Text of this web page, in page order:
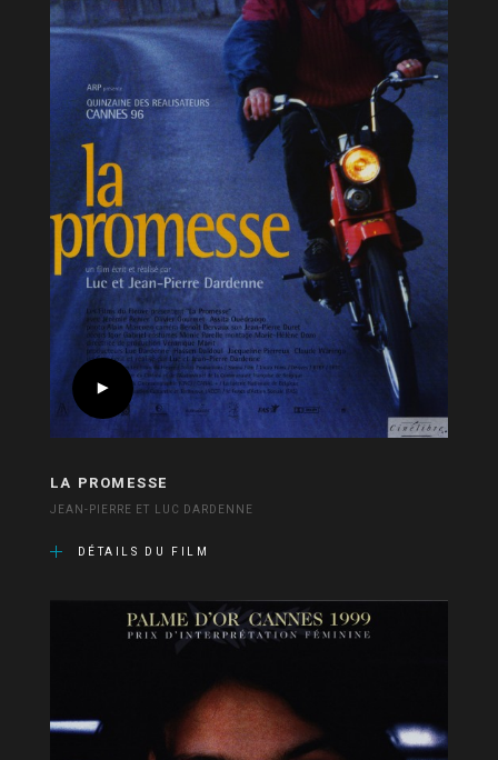
LA PROMESSE
JEAN-PIERRE ET LUC DARDENNE
DÉTAILS DU FILM